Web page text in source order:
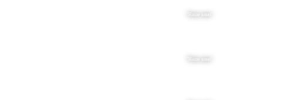
"Наше кино"
"Наше кино"